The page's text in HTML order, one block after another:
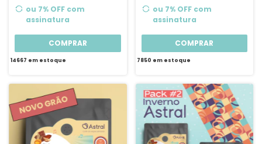
ou 7% OFF com
assinatura
COMPRAR
14667 em estoque
ou 7% OFF com
assinatura
COMPRAR
7850 em estoque